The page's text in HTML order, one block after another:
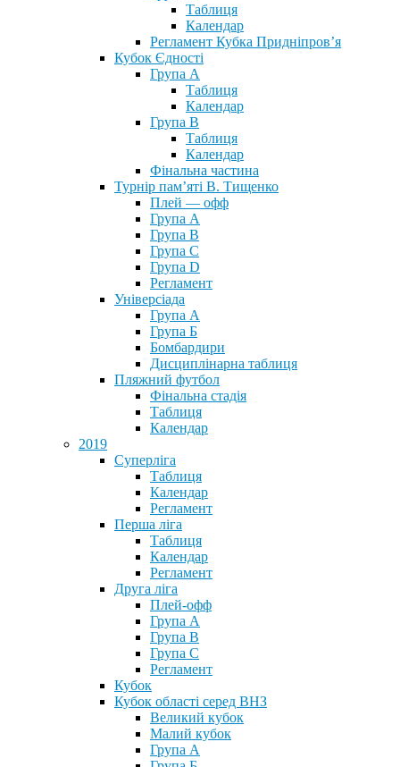
Таблиця
Календар
Регламент Кубка Придніпров’я
Кубок Єдності
Група А
Таблиця
Календар
Група В
Таблиця
Календар
Фінальна частина
Турнір пам’яті В. Тищенко
Плей — офф
Група А
Група B
Група С
Група D
Регламент
Універсіада
Група А
Група Б
Бомбардири
Дисциплінарна таблиця
Пляжний футбол
Фінальна стадія
Таблиця
Календар
2019
Суперліга
Таблиця
Календар
Регламент
Перша ліга
Таблиця
Календар
Регламент
Друга ліга
Плей-офф
Група А
Група В
Група С
Регламент
Кубок
Кубок області серед ВНЗ
Великий кубок
Малий кубок
Група А